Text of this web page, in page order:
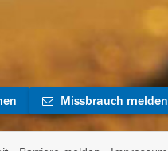
Missbrauch melden